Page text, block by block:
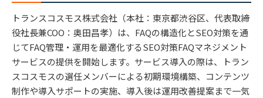
トランスコスモス株式会社（本社：東京都渋谷区、代表取締
役社長兼COO：奥田昌孝）は、FAQの構造化とSEO対策を通
じてFAQ管理・運用を最適化するSEO対策FAQマネジメント
サービスの提供を開始します。サービス導入の際は、トラン
スコスモスの選任メンバーによる初期環境構築、コンテンツ
制作や導入サポートの実施、導入後は運用改善提案まで一気